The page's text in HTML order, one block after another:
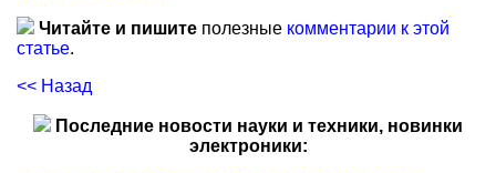
Читайте и пишите полезные комментарии к этой
статье.
<< Назад
Последние новости науки и техники, новинки
электроники: